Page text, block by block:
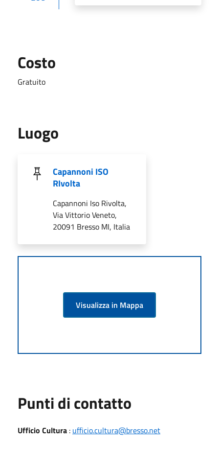
Costo
Gratuito
Luogo
Capannoni ISO
RIvolta
Capannoni Iso Rivolta,
Via Vittorio Veneto,
20091 Bresso MI, Italia
Visualizza in Mappa
Punti di contatto
Ufficio Cultura : ufficio.cultura@bresso.net